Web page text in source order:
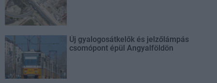
Új gyalogosátkelők és jelzőlámpás
csomópont épül Angyalföldön